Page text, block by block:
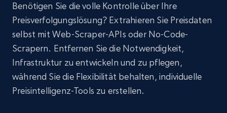
Benötigen Sie die volle Kontrolle über Ihre
Preisverfolgungslösung? Extrahieren Sie Preisdaten
selbst mit Web-Scraper-APIs oder No-Code-
Scrapern. Entfernen Sie die Notwendigkeit,
Infrastruktur zu entwickeln und zu pflegen,
während Sie die Flexibilität behalten, individuelle
Preisintelligenz-Tools zu erstellen.